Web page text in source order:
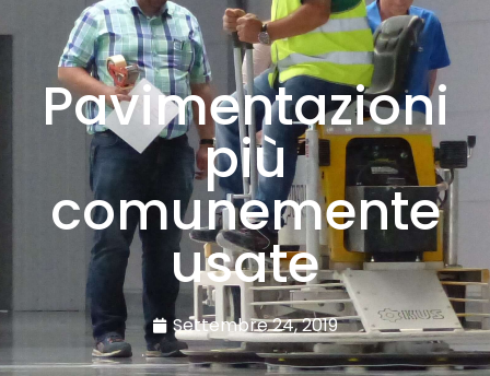
Pavimentazioni
più
comunemente
usate
Settembre 24, 2019